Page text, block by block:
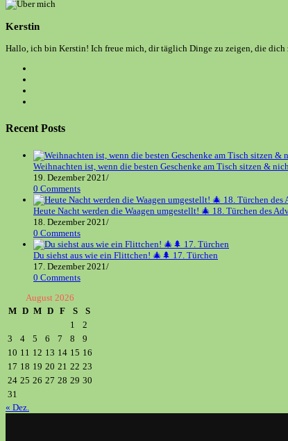
Kerstin
Hallo, ich bin Kerstin! Ich freue mich, dir täglich Dinge zu zeigen, die dich
tab
new
tab
a
new
Recent Posts
Weihnachten ist, wenn die besten Geschenke am Tisch sitzen &
19. Dezember 2021 /
0 Comments
Heute Nacht werden die Waagen umgestellt! 🎄 18. Türchen des
18. Dezember 2021 /
0 Comments
Du siehst aus wie ein Flittchen! 🎄🌲 17. Türchen
17. Dezember 2021 /
0 Comments
August 2026
M D M D F S
S
1
2
3
4 5 6 7 8
9
10 11 12 13 14 15 16
17 18 19 20 21 22 23
24 25 26 27 28 29 30
31
« Dez.